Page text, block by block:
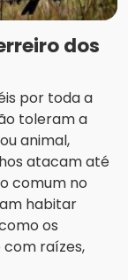
dos
por toda a
toleram a
animal,
atacam até
comum no
habitar
os
raízes,